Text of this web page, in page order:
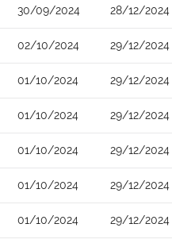
30/09/2024 28/12/2024
02/10/2024 29/12/2024
01/10/2024 29/12/2024
01/10/2024 29/12/2024
01/10/2024 29/12/2024
01/10/2024 29/12/2024
01/10/2024 29/12/2024